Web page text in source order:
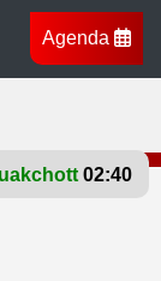
Agenda
02:40